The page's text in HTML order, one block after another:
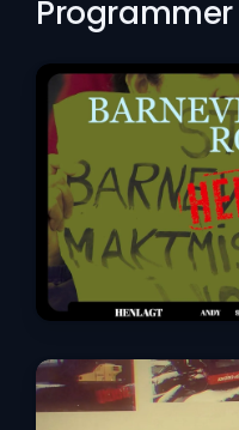
Programmer
Barnevernsaker